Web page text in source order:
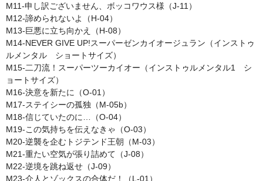
M11-申し訳ございません、ボッコワウス様（J-11）
M12-諦められないよ（H-04）
M13-巨悪に立ち向かえ（H-08）
M14-NEVER GIVE UP!スーパーゼンカイオージュラン（インストゥ
ルメンタル ショートサイズ）
M15-二刀流！スーパーツーカイオー（インストゥルメンタル1 シ
ョートサイズ）
M16-決意を新たに（O-01）
M17-ステイシーの孤独（M-05b）
M18-信じていたのに…（O-04）
M19-この気持ちを伝えなきゃ（O-03）
M20-逆襲を企むトジテンド王朝（M-03）
M21-重たい空気が張り詰めて（J-08）
M22-逆境を跳ね返せ（J-09）
M23-介人とゾックスの合体だ！（L-01）